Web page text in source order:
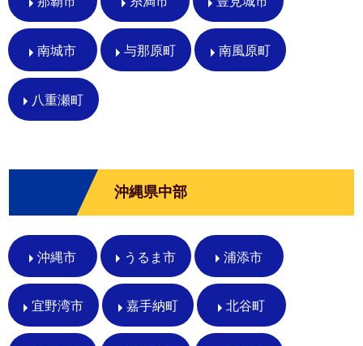
南城市 与那原町 南風原町
八重瀬町
沖縄県中部
沖縄市 うるま市 浦添市
宜野湾市 嘉手納町 北谷町